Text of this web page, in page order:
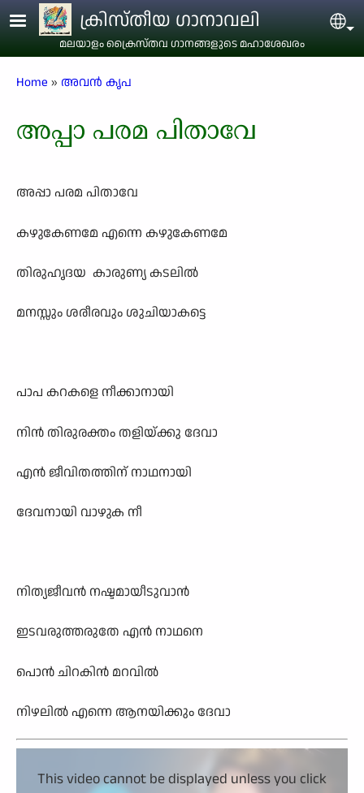
Skip to main contentക്രിസ്തീയ ഗാനാവലി
മലയാളം ക്രൈസ്തവ ഗാനങ്ങളുടെ മഹാശേഖരം
Breadcrumb
Home അവന്‍ കൃപ
അപ്പാ പരമ പിതാവേ
അപ്പാ പരമ പിതാവേ
കഴുകേണമേ എന്നെ കഴുകേണമേ
തിരുഹൃദയ കാരുണ്യ കടലിൽ
മനസ്സും ശരീരവും ശുചിയാകട്ടെ
പാപ കറകളെ നീക്കാനായി
നിൻ തിരുരക്തം തളിയ്ക്കു ദേവാ
എൻ ജീവിതത്തിന് നാഥനായി
ദേവനായി വാഴുക നീ
നിത്യജീവൻ നഷ്ടമായീടുവാൻ
ഇടവരുത്തരുതേ എൻ നാഥനെ
പൊൻ ചിറകിൻ മറവിൽ
നിഴലിൽ എന്നെ ആനയിക്കും ദേവാ
This video cannot be displayed unless you click